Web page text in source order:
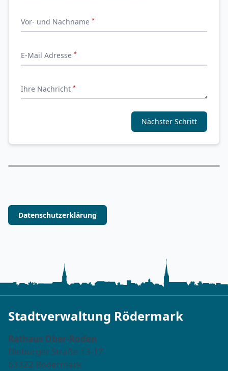
Vor- und Nachname *
E-Mail Adresse *
Ihre Nachricht *
Nächster Schritt
Datenschutzerklärung
Stadtverwaltung Rödermark
Rathaus Ober-Roden
Dieburger Straße 13-17
63322 Rödermark